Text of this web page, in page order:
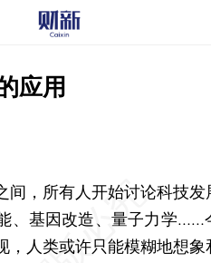
应用
间，所有人开始讨论科技发
、基因改造、量子力学……
，人类或许只能模糊地想象